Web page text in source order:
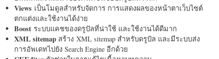
Views เป็นโมดูลสำหรับจัดการ การแสดงผลของหน้าตาเว็บไซต์
ตกแต่งและใช้งานได้ง่าย
Boost ระบบแคชของดรูปัลที่น่าใช้ และใช้งานได้ดีมาก
XML sitemap สร้าง XML sitemap สำหรับดรูปัล และมีระบบส่ง
การอัพเดทไปยัง Search Engine อีกด้วย